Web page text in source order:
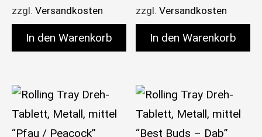
zzgl. Versandkosten
In den Warenkorb
zzgl.Versandkosten
In den Warenkorb